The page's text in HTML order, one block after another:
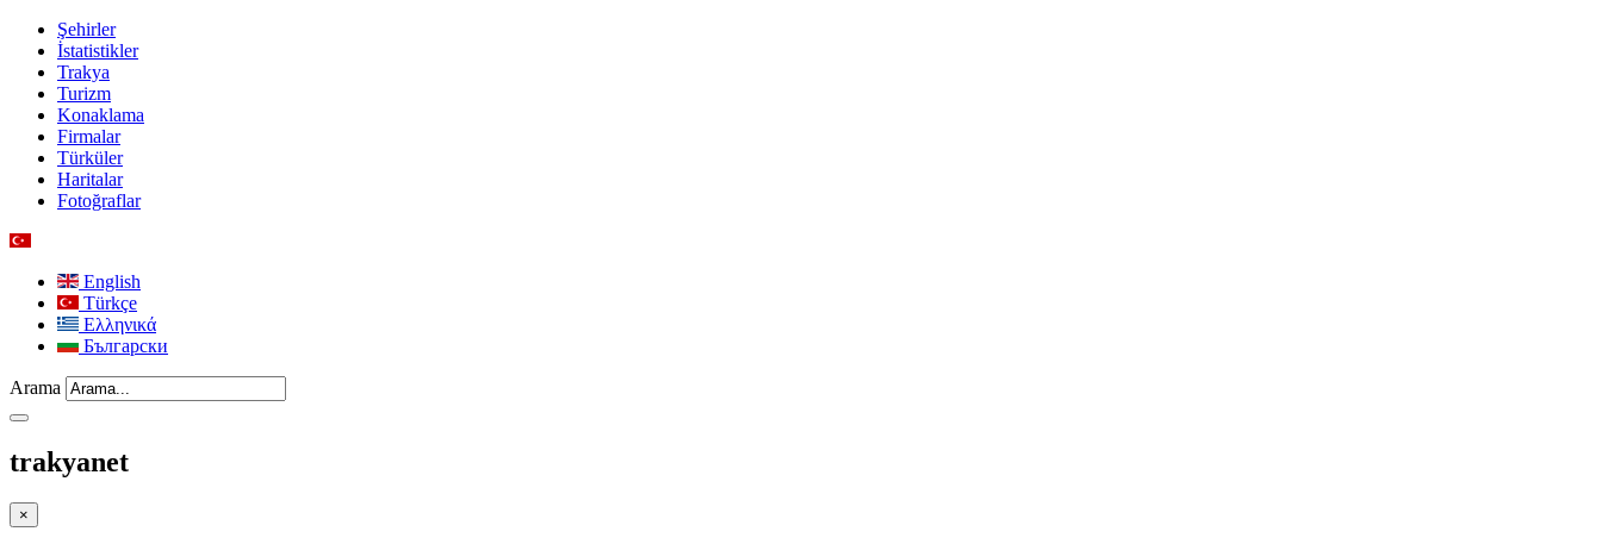
Şehirler
İstatistikler
Trakya
Turizm
Konaklama
Firmalar
Türküler
Haritalar
Fotoğraflar
English
Türkçe
Ελληνικά
Български
Arama
trakyanet
×